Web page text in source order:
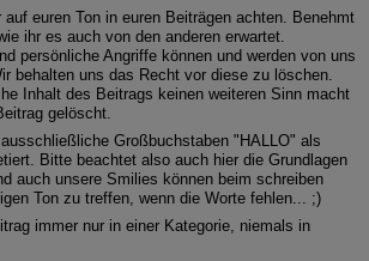
auf euren Ton in euren Beiträgen achten. Benehmt
ihr es auch von den anderen erwartet.
persönliche Angriffe können und werden von uns
behalten uns das Recht vor diese zu löschen.
Inhalt des Beitrags keinen weiteren Sinn macht
gelöscht.
ausschließliche Großbuchstaben "HALLO" als
Bitte beachtet also auch hier die Grundlagen
auch unsere Smilies können beim schreiben
Ton zu treffen, wenn die Worte fehlen... ;)
immer nur in einer Kategorie, niemals in